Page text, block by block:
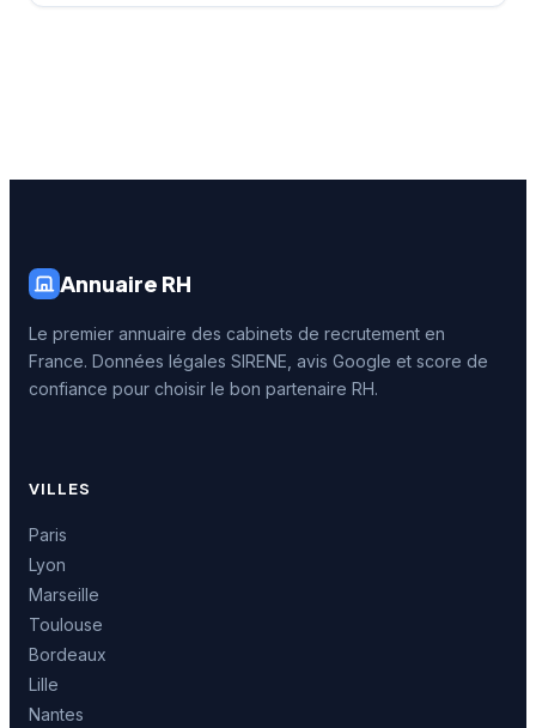
Annuaire RH
Le premier annuaire des cabinets de recrutement en
France. Données légales SIRENE, avis Google et score de
confiance pour choisir le bon partenaire RH.
VILLES
Paris
Lyon
Marseille
Toulouse
Bordeaux
Lille
Nantes